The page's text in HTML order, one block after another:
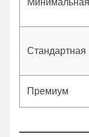
Стандартная
Премиум